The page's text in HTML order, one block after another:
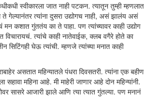
स्वीकारला जात नाही पटकन. त्यातून तुम्ही म्हणलात
गेल्यानंतर त्यांना दुसरा उद्योगच नाही, असं झालंय असं
कशात गुंततंय का ते पाहा. पण त्यांच्यावर काही उद्योग
त्यांचे काही नातेवाईक, क्लब वगैरे होते का
घेऊ त्यांची. म्हणजे त्यांच्या मनात काही
असतात महिन्यातले पंधरा दिवसतरी. त्यांना एक बहीण
महिना आहे. मी माहेरी जाणार आहे दोन महिन्यांनी.
सासरे आजारी झाले आणि त्या त्यात गुंतल्या. पण मनानं